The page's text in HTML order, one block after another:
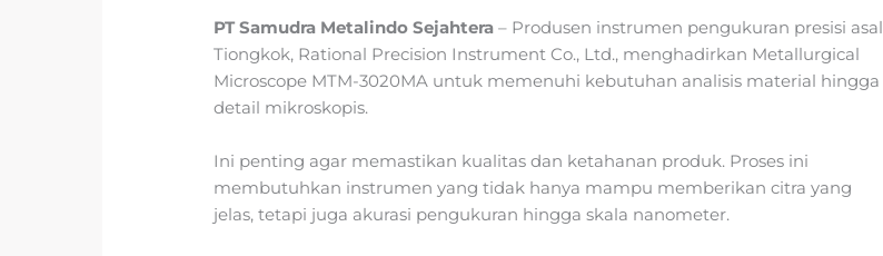
PT Samudra Metalindo Sejahtera – Produsen instrumen pengukuran presisi asal
Tiongkok, Rational Precision Instrument Co., Ltd., menghadirkan Metallurgical
Microscope MTM-3020MA untuk memenuhi kebutuhan analisis material hingga
detail mikroskopis.
Ini penting agar memastikan kualitas dan ketahanan produk. Proses ini
membutuhkan instrumen yang tidak hanya mampu memberikan citra yang
jelas, tetapi juga akurasi pengukuran hingga skala nanometer.